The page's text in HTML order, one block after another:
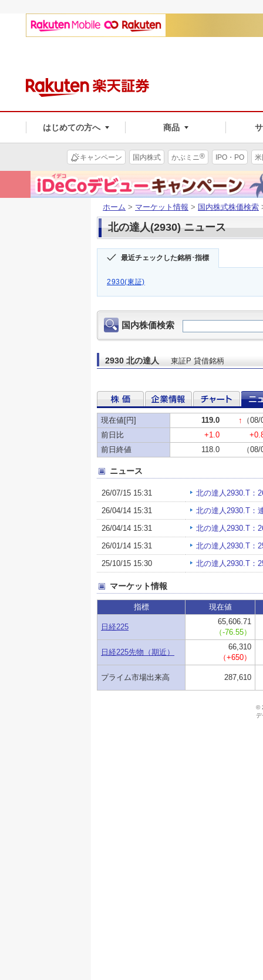
はじめての方へ 商品
キャンペーン 国内株式 かぶミニ® IPO・PO
ホーム > マーケット情報 > 国内株式株価検索
北の達人(2930) ニュース
最近チェックした銘柄･指標
2930(東証)